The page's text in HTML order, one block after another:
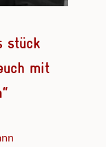
stück
mit